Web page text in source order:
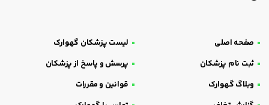
صفحه اصلی
لیست پزشکان گهوارک
ثبت نام پزشکان
پرسش و پاسخ از پزشکان
وبلاگ گهوارک
قوانین و مقررات